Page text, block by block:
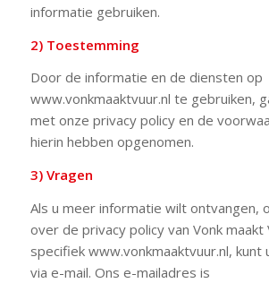
informatie gebruiken.
2) Toestemming
Door de informatie en de diensten op
www.vonkmaaktvuur.nl te gebruiken,
met onze privacy policy en de
hierin hebben opgenomen.
3) Vragen
Als u meer informatie wilt ontvangen,
over de privacy policy van Vonk maakt
specifiek www.vonkmaaktvuur.nl, kunt
via e-mail. Ons e-mailadres is